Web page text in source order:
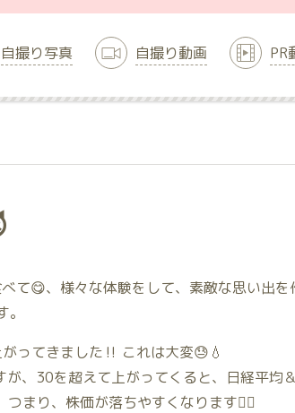
自撮り写真 自撮り動画 PR
て😋、様々な体験をして、素敵な思い出を
ってきました‼️ これは大変😓💧
、30を超えて上がってくると、日経平均
まり、株価が落ちやすくなります🙋‍♀️